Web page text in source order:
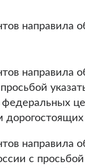
направила
направила
направила
с